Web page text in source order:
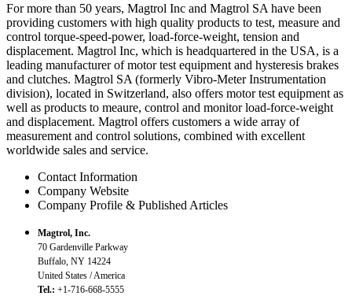
For more than 50 years, Magtrol Inc and Magtrol SA have been
providing customers with high quality products to test, measure and
control torque-speed-power, load-force-weight, tension and
displacement. Magtrol Inc, which is headquartered in the USA, is a
leading manufacturer of motor test equipment and hysteresis brakes
and clutches. Magtrol SA (formerly Vibro-Meter Instrumentation
division), located in Switzerland, also offers motor test equipment as
well as products to meaure, control and monitor load-force-weight
and displacement. Magtrol offers customers a wide array of
measurement and control solutions, combined with excellent
worldwide sales and service.
Contact Information
Company Website
Company Profile & Published Articles
Magtrol, Inc.
70 Gardenville Parkway
Buffalo, NY 14224
United States / America
Tel.: +1-716-668-5555